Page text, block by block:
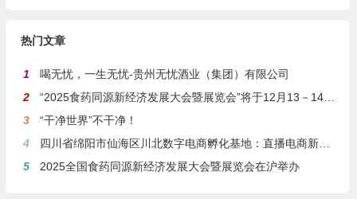
热门文章
1
喝无忧，一生无忧-贵州无忧酒业（集团）有限公司
2
“2025食药同源新经济发展大会暨展览会”将于12月13－14日在沪举行
3
“干净世界”不干净！
4
四川省绵阳市仙海区川北数字电商孵化基地：直播电商新引擎，预计年产值达5亿
5
2025全国食药同源新经济发展大会暨展览会在沪举办